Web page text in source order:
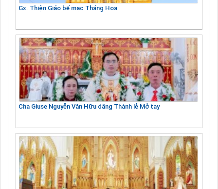
Gx. Thiện Giáo bế mạc Tháng Hoa
Cha Giuse Nguyễn Văn Hữu dâng Thánh lễ Mở tay